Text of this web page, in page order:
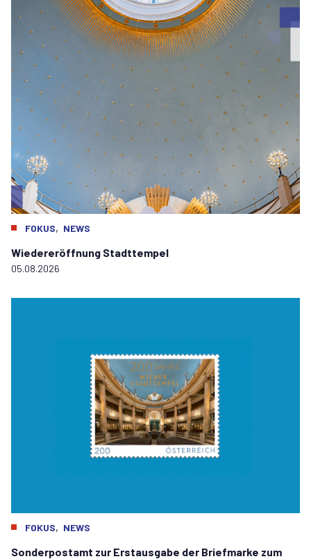
FOKUS, NEWS
Wiedereröffnung Stadttempel
05.08.2026
FOKUS, NEWS
Sonderpostamt zur Erstausgabe der Briefmarke zum